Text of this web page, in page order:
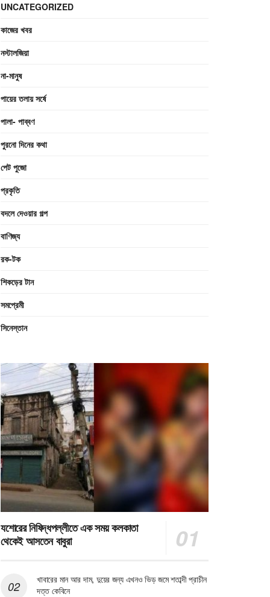
UNCATEGORIZED
কাজের খবর
নস্টালজিয়া
না-মানুষ
পায়ের তলায় সর্ষে
পালা- পাব্বণ
পুরনো দিনের কথা
পেট পুজো
প্রকৃতি
বদলে দেওয়ার গল্প
বাণিজ্য
রক-টক
শিকড়ের টান
সমপ্রেমী
সিনেস্তান
যশোরের নিষিদ্ধপল্লীতে এক সময় কলকাতা
থেকেই আসতেন বাবুরা
খাবারের মান আর দাম, দুয়ের জন্য এখনও ভিড় জমে শতাব্দী প্রাচীন
দত্ত কেবিনে